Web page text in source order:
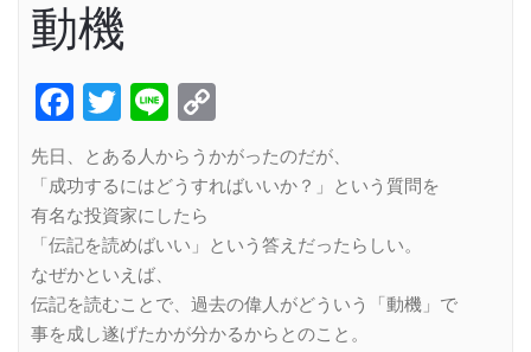
動機
Facebook
Twitter
Line
Link
先日、とある人からうかがったのだが、
「成功するにはどうすればいいか？」という質問を
有名な投資家にしたら
「伝記を読めばいい」という答えだったらしい。
なぜかといえば、
伝記を読むことで、過去の偉人がどういう「動機」で
事を成し遂げたかが分かるからとのこと。